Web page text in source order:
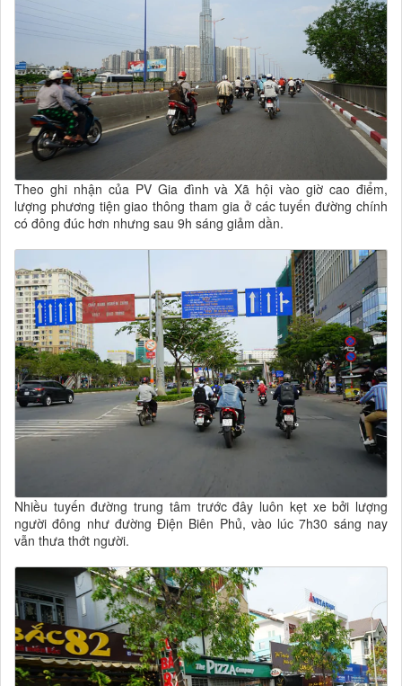
Theo ghi nhận của PV Gia đình và Xã hội vào giờ cao điểm,
lượng phương tiện giao thông tham gia ở các tuyến đường chính
có đông đúc hơn nhưng sau 9h sáng giảm dần.
Nhiều tuyến đường trung tâm trước đây luôn kẹt xe bởi lượng
người đông như đường Điện Biên Phủ, vào lúc 7h30 sáng nay
vẫn thưa thớt người.